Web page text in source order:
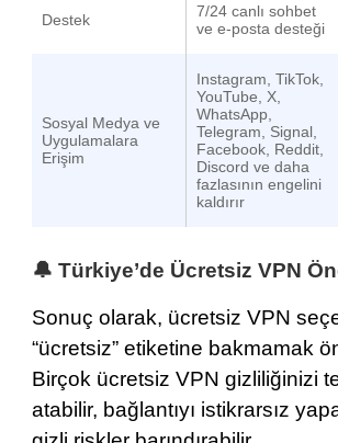
Destek
7/24 canlı sohbet
ve e-posta desteği
Sosyal Medya ve
Uygulamalara
Erişim
Instagram, TikTok,
YouTube, X,
WhatsApp,
Telegram, Signal,
Facebook, Reddit,
Discord ve daha
fazlasının engelini
kaldırır
🔔 Türkiye’de Ücretsiz VPN
Sonuç olarak, ücretsiz VPN
“ücretsiz” etiketine bakmamak
Birçok ücretsiz VPN gizliliğinizi
atabilir, bağlantıyı istikrarsız